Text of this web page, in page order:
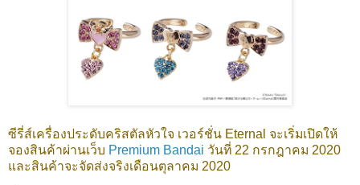
ซีรี่ส์เครื่องประดับคริสตัลหัวใจ เวอร์ชั่น Eternal จะเริ่มเปิดให้
จองสินค้าผ่านเว็บ Premium Bandai วันที่ 22 กรกฎาคม 2020
และสินค้าจะจัดส่งจริงเดือนตุลาคม 2020